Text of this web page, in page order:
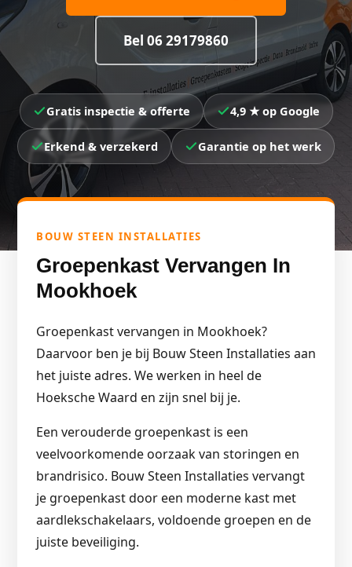
Bel 06 29179860
Gratis inspectie & offerte 4,9 ★ op Google
Erkend & verzekerd Garantie op het werk
BOUW STEEN INSTALLATIES
Groepenkast Vervangen In
Mookhoek
Groepenkast vervangen in Mookhoek?
Daarvoor ben je bij Bouw Steen Installaties aan
het juiste adres. We werken in heel de
Hoeksche Waard en zijn snel bij je.
Een verouderde groepenkast is een
veelvoorkomende oorzaak van storingen en
brandrisico. Bouw Steen Installaties vervangt
je groepenkast door een moderne kast met
aardlekschakelaars, voldoende groepen en de
juiste beveiliging.